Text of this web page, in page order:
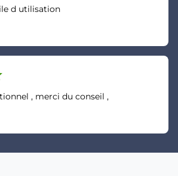
d utilisation
, merci du conseil ,